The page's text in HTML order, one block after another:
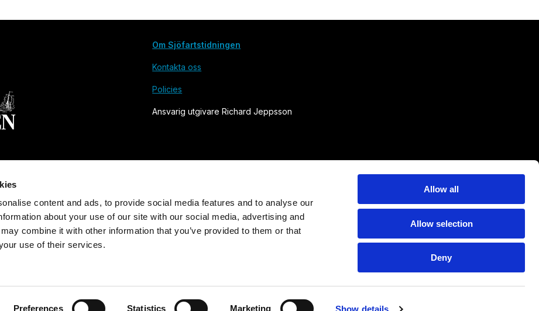
content and ads, to provide social media features and to analyse our
about your use of our site with our social media, advertising and
combine it with other information that you’ve provided to them or that
use of their services.
Preferences Statistics Marketing Show details
Allow all
Allow selection
Deny
Om Sjöfartstidningen
Kontakta oss
Policies
Ansvarig utgivare Richard Jeppsson
Grundad 1905. Utges av Svensk Sjöfarts Tidnings Förlag AB